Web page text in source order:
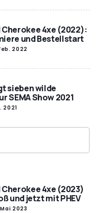
4xe (2022):
und Bestellstart
2022
sieben wilde
SEMA Show 2021
2021
4xe (2023)
und jetzt mit PHEV
Mai 2023